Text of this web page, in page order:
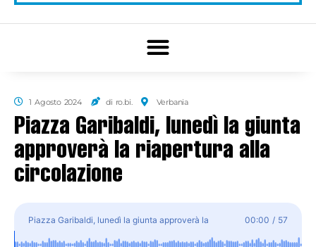
1 Agosto 2024 di ro.bi. Verbania
Piazza Garibaldi, lunedì la giunta
approverà la riapertura alla
circolazione
Piazza Garibaldi, lunedì la giunta approverà la
riapertura alla circolazione
00:00 / 57